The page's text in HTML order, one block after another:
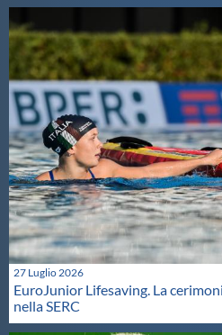
27 Luglio 2026
EuroJunior Lifesaving. La
nella SERC